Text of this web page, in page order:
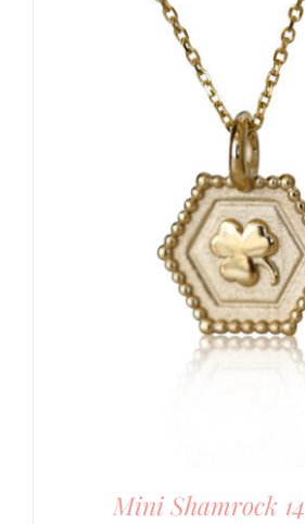
Mini Shamrock